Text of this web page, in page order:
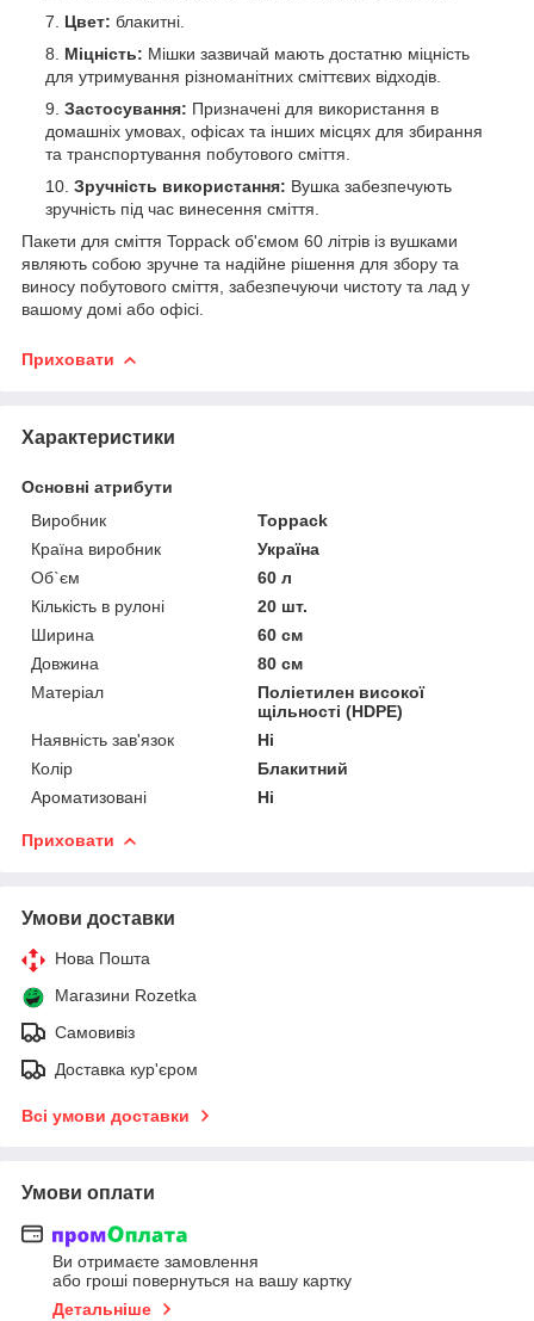
Цвет: блакитні.
Міцність: Мішки зазвичай мають достатню міцність
для утримування різноманітних сміттєвих відходів.
Застосування: Призначені для використання в
домашніх умовах, офісах та інших місцях для збирання
та транспортування побутового сміття.
Зручність використання: Вушка забезпечують
зручність під час винесення сміття.
Пакети для сміття Toppack об'ємом 60 літрів із вушками
являють собою зручне та надійне рішення для збору та
виносу побутового сміття, забезпечуючи чистоту та лад у
вашому домі або офісі.
Приховати
Характеристики
Основні атрибути
Виробник
Toppack
Країна виробник
Україна
Об`єм
60 л
Кількість в рулоні
20 шт.
Ширина
60 см
Довжина
80 см
Матеріал
Поліетилен високої
щільності (HDPE)
Наявність зав'язок
Ні
Колір
Блакитний
Ароматизовані
Ні
Приховати
Умови доставки
Нова Пошта
Магазини Rozetka
Самовивіз
Доставка кур'єром
Всі умови доставки
Умови оплати
Ви отримаєте замовлення
або гроші повернуться на вашу картку
Детальніше